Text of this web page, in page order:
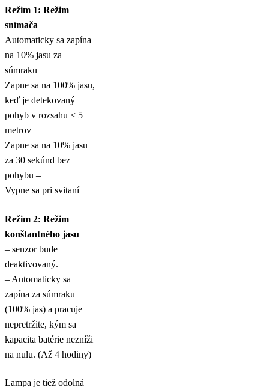
Režim 1: Režim
snímača
Automaticky sa zapína
na 10% jasu za
súmraku
Zapne sa na 100% jasu,
keď je detekovaný
pohyb v rozsahu < 5
metrov
Zapne sa na 10% jasu
za 30 sekúnd bez
pohybu –
Vypne sa pri svitaní
Režim 2: Režim
konštantného jasu
– senzor bude
deaktivovaný.
– Automaticky sa
zapína za súmraku
(100% jas) a pracuje
nepretržite, kým sa
kapacita batérie nezníži
na nulu. (Až 4 hodiny)
Lampa je tiež odolná